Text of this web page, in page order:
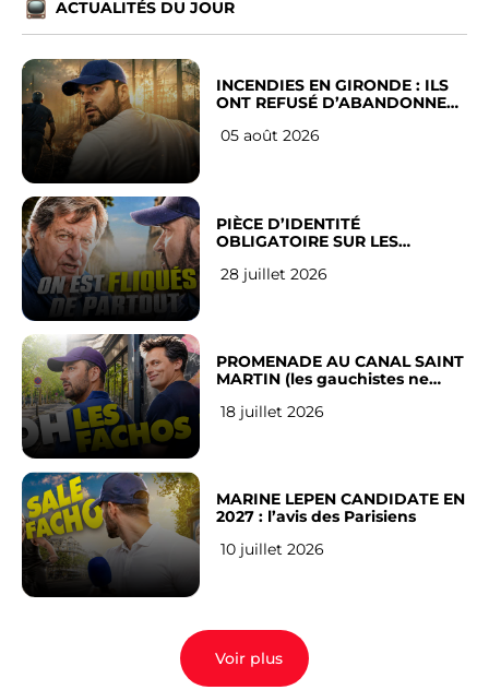
ACTUALITÉS DU JOUR
INCENDIES EN GIRONDE : ILS
ONT REFUSÉ D’ABANDONNER
05 août 2026
PIÈCE D’IDENTITÉ
OBLIGATOIRE SUR LES
Français
28 juillet 2026
PROMENADE AU CANAL SAINT
MARTIN (les gauchistes ne
18 juillet 2026
MARINE LEPEN CANDIDATE EN
2027 : l’avis des Parisiens
10 juillet 2026
Voir plus